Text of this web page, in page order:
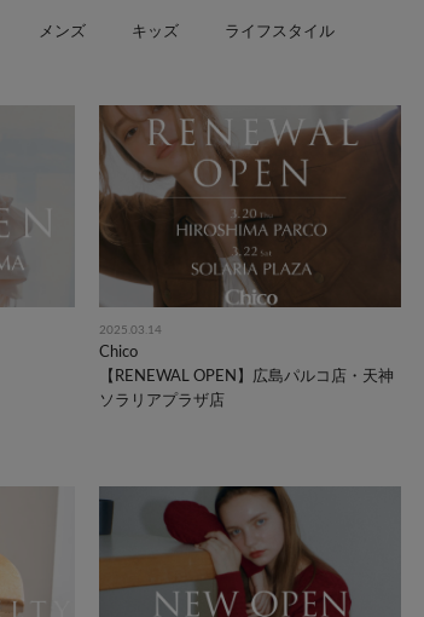
メンズ キッズ ライフスタイル
2025.03.14
Chico
【RENEWAL OPEN】広島パルコ店・天神
ソラリアプラザ店